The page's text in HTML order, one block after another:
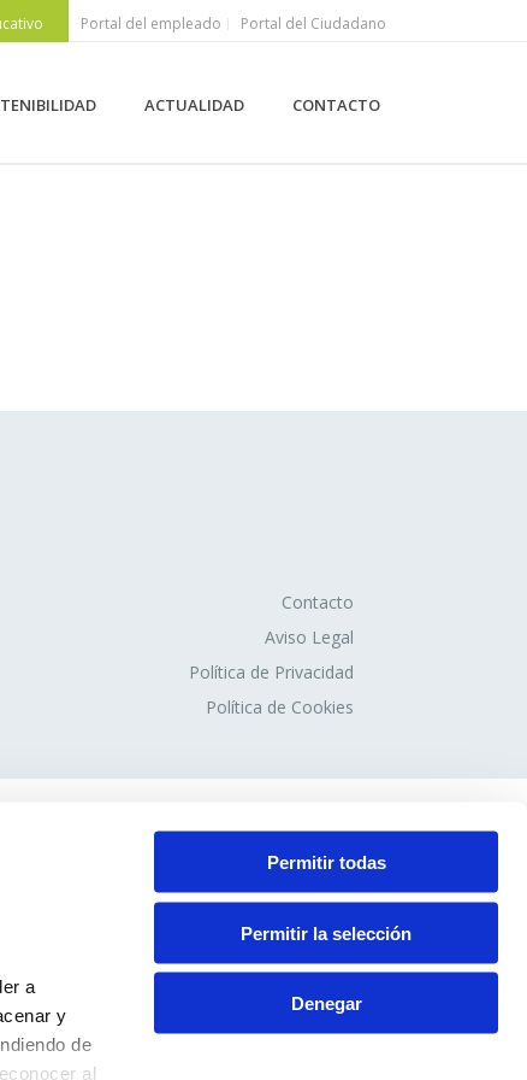
a
y
de
al
Permitir todas
Permitir la selección
Denegar
Portal del empleado Portal del Ciudadano
ACTUALIDAD CONTACTO
Contacto
Aviso Legal
Política de Privacidad
Política de Cookies